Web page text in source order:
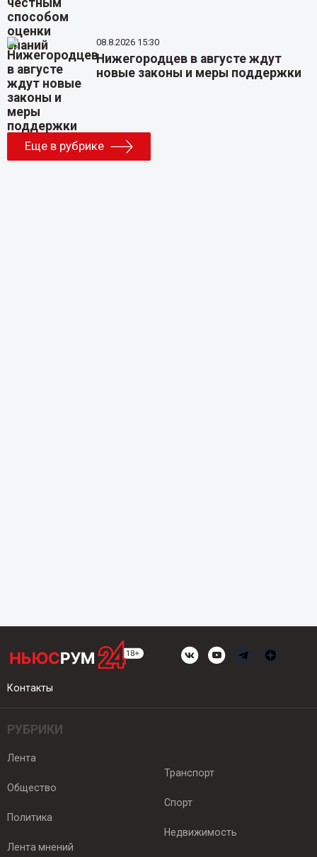
08.8.2026 15:30
Нижегородцев в августе ждут
новые законы и меры поддержки
Еще в рубрике
Контакты
РУБРИКИ
Лента
Общество
Политика
Лента мнений
Транспорт
Спорт
Недвижимость